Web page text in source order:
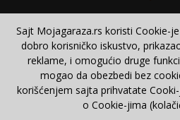
Copyright ©
Sajt Mojagaraza.rs koristi Cookie-
dobro korisničko iskustvo,
reklame, i omogućio druge
mogao da obezbedi bez
korišćenjem sajta prihvatate
o Cookie-jima